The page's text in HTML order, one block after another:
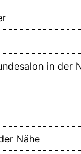
in der
Nähe